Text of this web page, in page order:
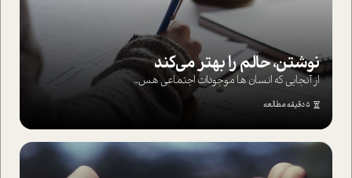
نوشتن، حالم را بهتر می‌کند
از آنجایی که انسان ها موجودات اجتماعی هس...
5 دقیقه مطالعه